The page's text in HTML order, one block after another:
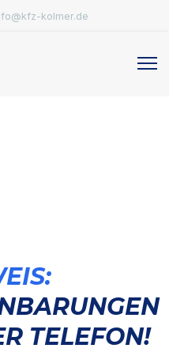
kolmer.de
TELEFON!